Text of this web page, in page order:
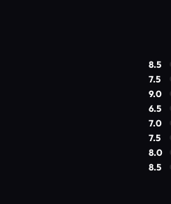
8.5
7.5
9.0
6.5
7.0
7.5
8.0
8.5